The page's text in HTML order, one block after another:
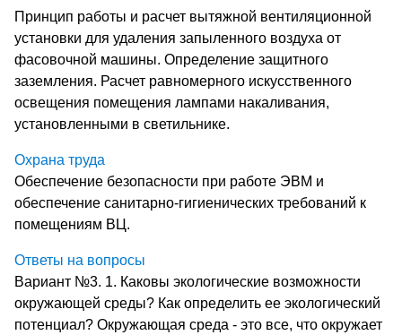
Принцип работы и расчет вытяжной вентиляционной
установки для удаления запыленного воздуха от
фасовочной машины. Определение защитного
заземления. Расчет равномерного искусственного
освещения помещения лампами накаливания,
установленными в светильнике.
Охрана труда
Обеспечение безопасности при работе ЭВМ и
обеспечение санитарно-гигиенических требований к
помещениям ВЦ.
Ответы на вопросы
Вариант №3. 1. Каковы экологические возможности
окружающей среды? Как определить ее экологический
потенциал? Окружающая среда - это все, что окружает